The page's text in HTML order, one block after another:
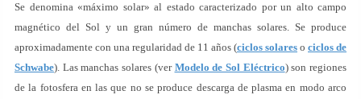
Se denomina «máximo solar» al estado caracterizado por un alto campo
magnético del Sol y un gran número de manchas solares. Se produce
aproximadamente con una regularidad de 11 años (ciclos solares o ciclos de
Schwabe). Las manchas solares (ver Modelo de Sol Eléctrico) son regiones
de la fotosfera en las que no se produce descarga de plasma en modo arco